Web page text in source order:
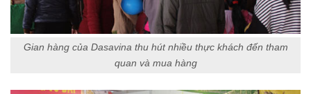
Gian hàng của Dasavina thu hút nhiều thực khách đến tham
quan và mua hàng